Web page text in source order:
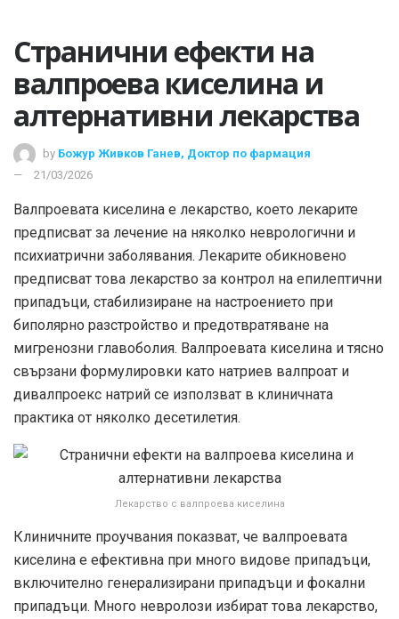
Странични ефекти на
валпроева киселина и
алтернативни лекарства
by Божур Живков Ганев, Доктор по фармация
21/03/2026
Валпроевата киселина е лекарство, което лекарите
предписват за лечение на няколко неврологични и
психиатрични заболявания. Лекарите обикновено
предписват това лекарство за контрол на епилептични
припадъци, стабилизиране на настроението при
биполярно разстройство и предотвратяване на
мигренозни главоболия. Валпроевата киселина и тясно
свързани формулировки като натриев валпроат и
дивалпроекс натрий се използват в клиничната
практика от няколко десетилетия.
Лекарство с валпроева киселина
Клиничните проучвания показват, че валпроевата
киселина е ефективна при много видове припадъци,
включително генерализирани припадъци и фокални
припадъци. Много невролози избират това лекарство,